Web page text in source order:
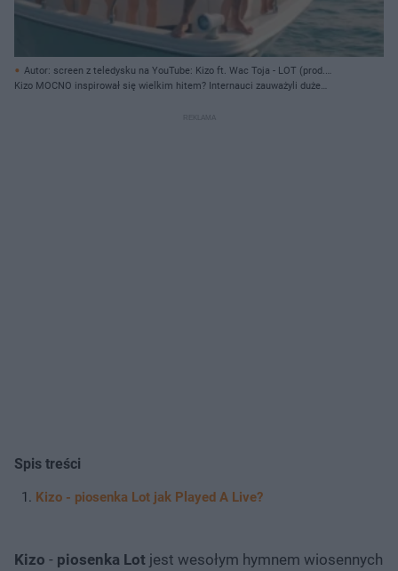
Autor: screen z teledysku na YouTube: Kizo ft. Wac Toja - LOT (prod.
BeMelo) / Safri Duo - Played-A-Live/ Materiały prasowe
Kizo MOCNO inspirował się wielkim hitem? Internauci zauważyli duże
Spis treści
Kizo - piosenka Lot jak Played A Live?
Kizo - piosenka Lot jest wesołym hymnem wiosennych